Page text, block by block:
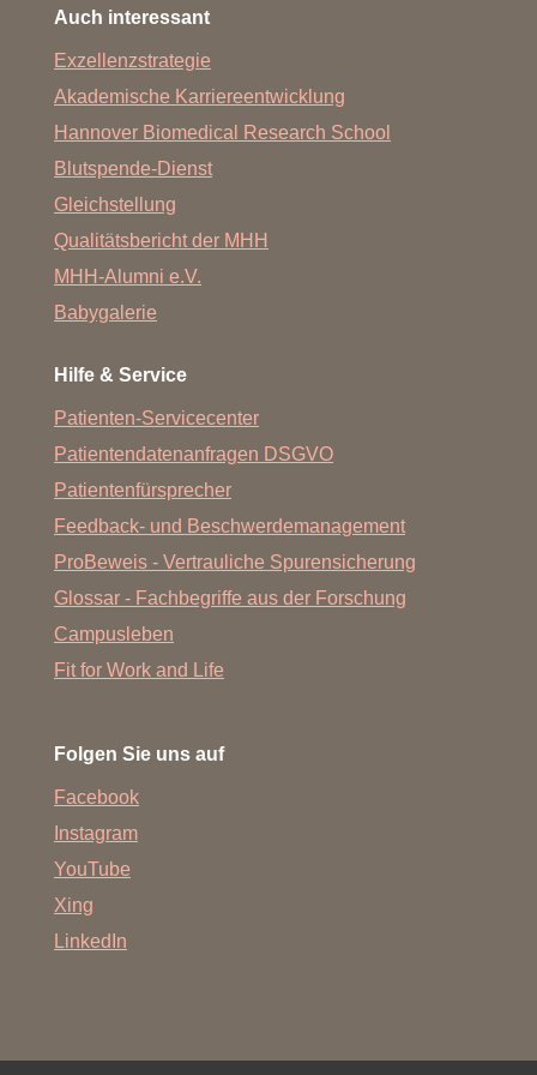
GastwissenschaftlerInnen
Petra Lynen Jansen
Julia Hengst
Auch interessant
Exzellenzstrategie
Akademische Karriereentwicklung
Hannover Biomedical Research School
Blutspende-Dienst
Gleichstellung
Qualitätsbericht der MHH
MHH-Alumni e.V.
Babygalerie
Hilfe & Service
Patienten-Servicecenter
Patientendatenanfragen DSGVO
Patientenfürsprecher
Feedback- und Beschwerdemanagement
ProBeweis - Vertrauliche Spurensicherung
Glossar - Fachbegriffe aus der Forschung
Campusleben
Fit for Work and Life
Folgen Sie uns auf
Facebook
Instagram
YouTube
Xing
LinkedIn